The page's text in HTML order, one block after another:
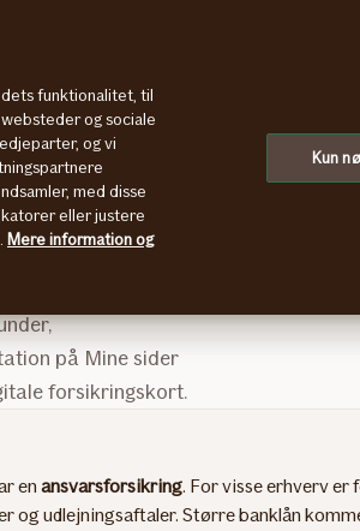
på Mine sider
forsikringskort.
en ansvarsforsikring. For visse erhverv
og udlejningsaftaler. Større banklån
funktionalitet, til
og sociale
og vi
med disse
eller justere
Mere information og
Kun